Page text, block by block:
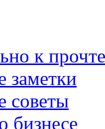
к
заметки
советы
бизнесе